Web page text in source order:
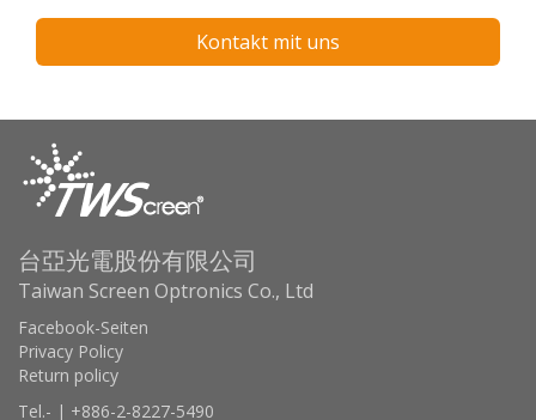
Kontakt mit uns
台亞光電股份有限公司
Taiwan Screen Optronics Co., Ltd
Facebook-Seiten
Privacy Policy
Return policy
Tel.- | +886-2-8227-5490